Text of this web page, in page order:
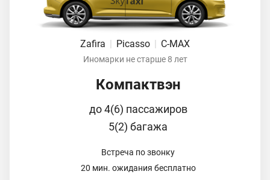
Zafira | Picasso | C-MAX
Иномарки не старше 8 лет
Компактвэн
до 4(6) пассажиров
5(2) багажа
Встреча по звонку
20 мин. ожидания бесплатно